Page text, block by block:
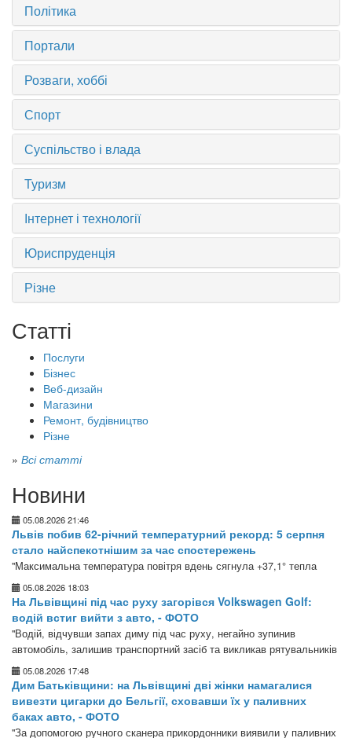
Політика
Портали
Розваги, хоббі
Спорт
Суспільство і влада
Туризм
Інтернет і технології
Юриспруденція
Різне
Статті
Послуги
Бізнес
Веб-дизайн
Магазини
Ремонт, будівництво
Різне
» Всі статті
Новини
05.08.2026 21:46
Львів побив 62-річний температурний рекорд: 5 серпня
стало найспекотнішим за час спостережень
"Максимальна температура повітря вдень сягнула +37,1° тепла
05.08.2026 18:03
На Львівщині під час руху загорівся Volkswagen Golf:
водій встиг вийти з авто, - ФОТО
"Водій, відчувши запах диму під час руху, негайно зупинив
автомобіль, залишив транспортний засіб та викликав рятувальників
05.08.2026 17:48
Дим Батьківщини: на Львівщині дві жінки намагалися
вивезти цигарки до Бельгії, сховавши їх у паливних
баках авто, - ФОТО
"За допомогою ручного сканера прикордонники виявили у паливних